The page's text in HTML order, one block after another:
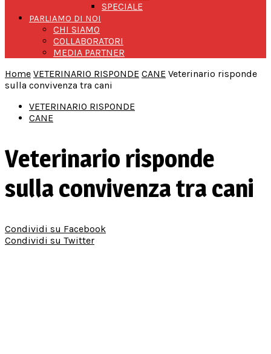
SPECIALE
PARLIAMO DI NOI
CHI SIAMO
COLLABORATORI
MEDIA PARTNER
Home VETERINARIO RISPONDE CANE Veterinario risponde
sulla convivenza tra cani
VETERINARIO RISPONDE
CANE
Veterinario risponde
sulla convivenza tra cani
Condividi su Facebook
Condividi su Twitter